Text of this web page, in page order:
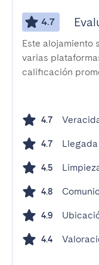
4.7
Este alojamiento
varias
calificación
4.7
4.7 Llegada
4.5
4.8
4.9
4.4